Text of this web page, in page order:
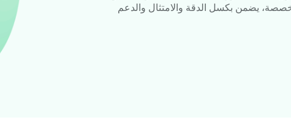
يضمن بكسل الدقة والامتثال والدعم